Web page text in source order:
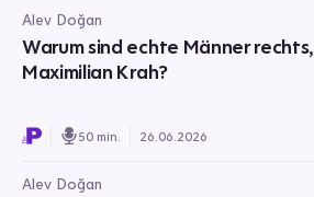
Alev Doğan
Warum sind echte Männer rechts,
Maximilian Krah?
50 min. 26.06.2026
Alev Doğan